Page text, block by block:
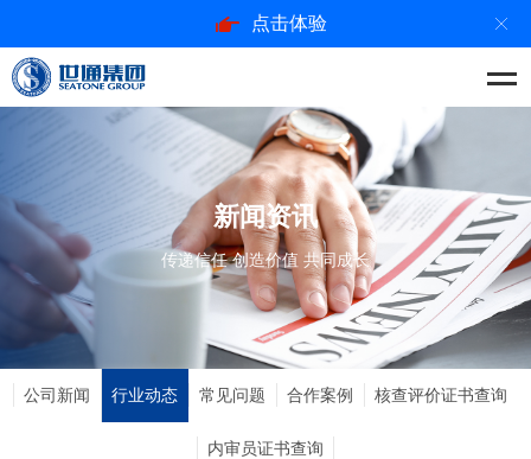
点击体验
新闻资讯
传递信任 创造价值 共同成长
公司新闻 行业动态 常见问题 合作案例 核查评价证书查询
内审员证书查询